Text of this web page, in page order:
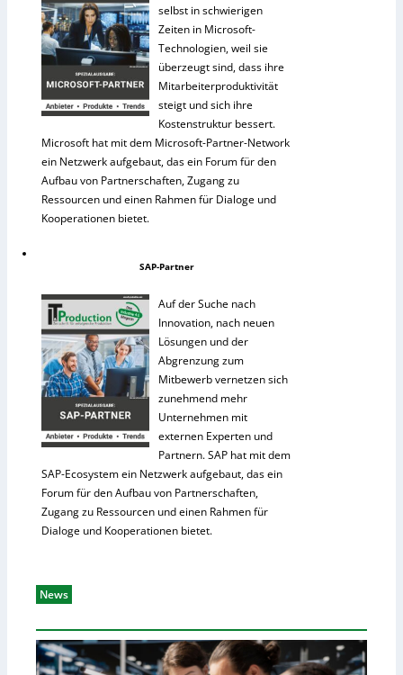
selbst in schwierigen
Zeiten in Microsoft-
Technologien, weil sie
überzeugt sind, dass ihre
Mitarbeiterproduktivität
steigt und sich ihre
Kostenstruktur bessert.
Microsoft hat mit dem Microsoft-Partner-Network
ein Netzwerk aufgebaut, das ein Forum für den
Aufbau von Partnerschaften, Zugang zu
Ressourcen und einen Rahmen für Dialoge und
Kooperationen bietet.
SAP-Partner
Auf der Suche nach
Innovation, nach neuen
Lösungen und der
Abgrenzung zum
Mitbewerb vernetzen sich
zunehmend mehr
Unternehmen mit
externen Experten und
Partnern. SAP hat mit dem
SAP-Ecosystem ein Netzwerk aufgebaut, das ein
Forum für den Aufbau von Partnerschaften,
Zugang zu Ressourcen und einen Rahmen für
Dialoge und Kooperationen bietet.
News